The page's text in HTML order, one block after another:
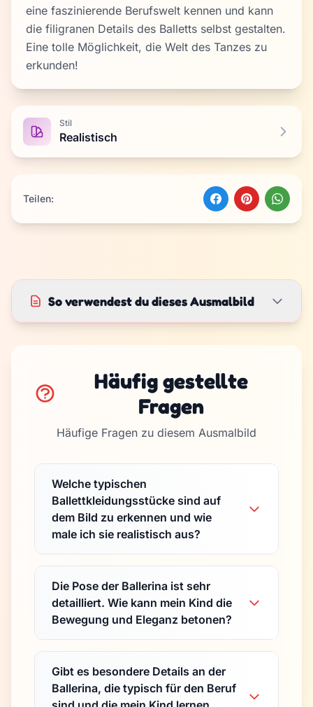
eine faszinierende Berufswelt kennen und kann
die filigranen Details des Balletts selbst gestalten.
Eine tolle Möglichkeit, die Welt des Tanzes zu
erkunden!
Stil
Realistisch
Teilen:
So verwendest du dieses Ausmalbild
Häufig gestellte
Fragen
Häufige Fragen zu diesem Ausmalbild
Welche typischen
Ballettkleidungsstücke sind auf
dem Bild zu erkennen und wie
male ich sie realistisch aus?
Die Pose der Ballerina ist sehr
detailliert. Wie kann mein Kind die
Bewegung und Eleganz betonen?
Gibt es besondere Details an der
Ballerina, die typisch für den Beruf